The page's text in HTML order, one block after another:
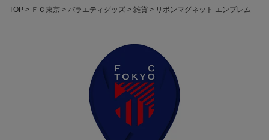
TOP ＦＣ東京 バラエティグッズ 雑貨 リボンマグネット エンブレム